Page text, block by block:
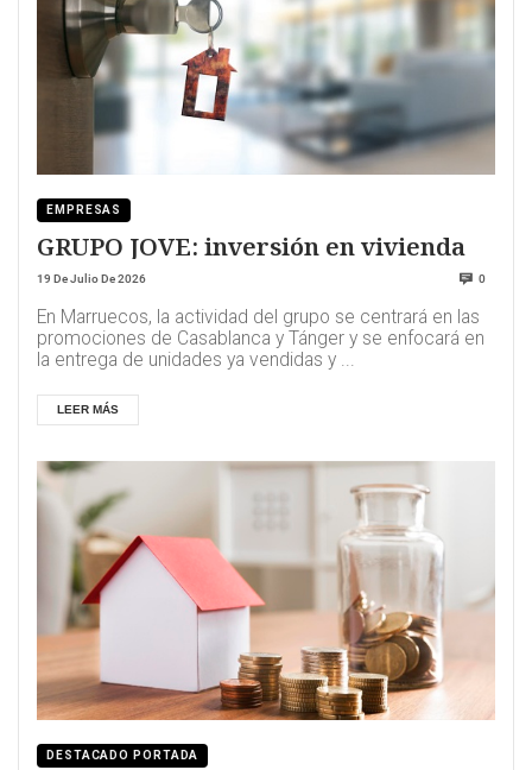
EMPRESAS
GRUPO JOVE: inversión en vivienda
19 De Julio De 2026 0
En Marruecos, la actividad del grupo se centrará en las
promociones de Casablanca y Tánger y se enfocará en
la entrega de unidades ya vendidas y ...
LEER MÁS
DESTACADO PORTADA